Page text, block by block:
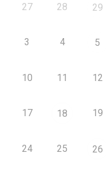
27 28 29
3 4 5
10 11 12
17 18 19
24 25 26